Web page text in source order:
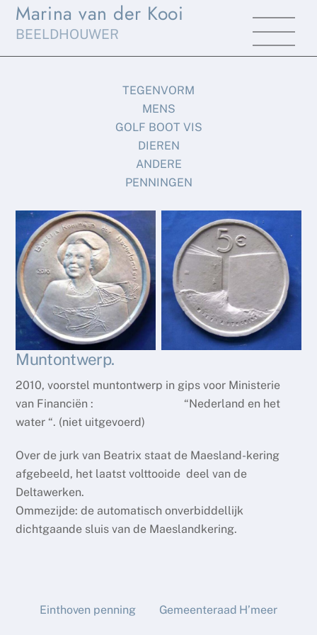
SkipMarina van der Kooi
BEELDHOUWER
TEGENVORM
MENS
GOLF BOOT VIS
DIEREN
ANDERE
PENNINGEN
Muntontwerp.
2010, voorstel muntontwerp in gips voor Ministerie
van Financiën : “Nederland en het
water “. (niet uitgevoerd)
Over de jurk van Beatrix staat de Maesland-kering
afgebeeld, het laatst volttooide deel van de
Deltawerken.
Ommezijde: de automatisch onverbiddellijk
dichtgaande sluis van de Maeslandkering.
Einthoven penning Gemeenteraad H’meer